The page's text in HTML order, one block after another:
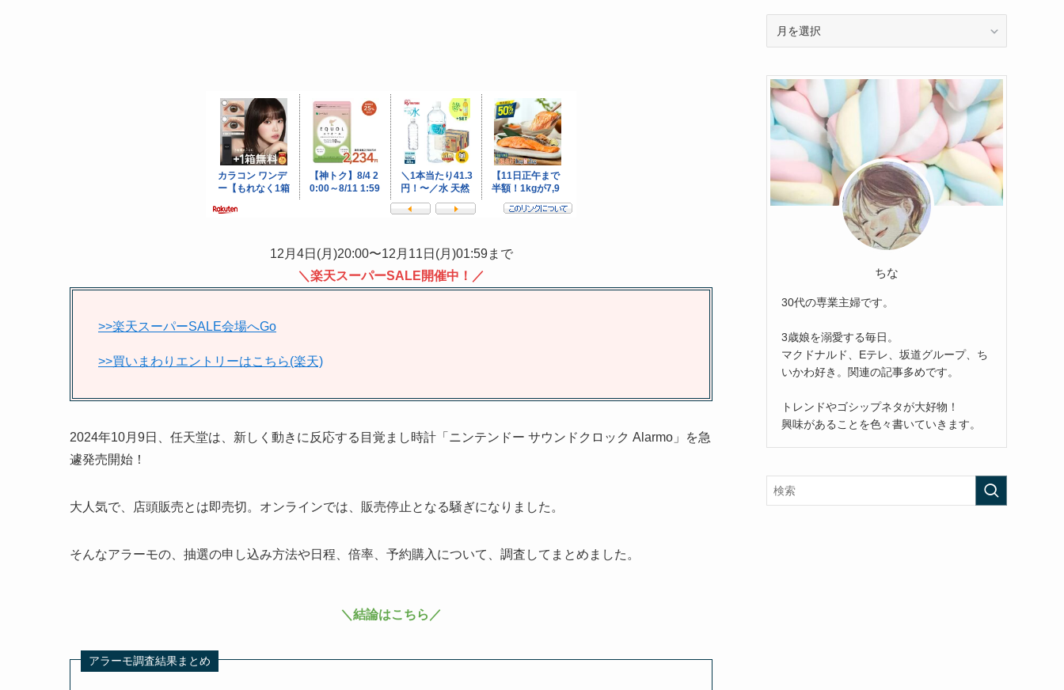
12月4日(月)20:00〜12月11日(月)01:59まで
＼楽天スーパーSALE開催中！／
>>楽天スーパーSALE会場へGo
>>買いまわりエントリーはこちら(楽天)
2024年10月9日、任天堂は、新しく動きに反応する目覚まし時計「ニンテンドー サウンドクロック Alarmo」を急
遽発売開始！
大人気で、店頭販売とは即売切。オンラインでは、販売停止となる騒ぎになりました。
そんなアラーモの、抽選の申し込み方法や日程、倍率、予約購入について、調査してまとめました。
＼結論はこちら／
アラーモ調査結果まとめ
イ
ブ
ちな
30代の専業主婦です。
3歳娘を溺愛する毎日。
マクドナルド、Eテレ、坂道グループ、ち
いかわ好き。関連の記事多めです。
トレンドやゴシップネタが大好物！
興味があることを色々書いていきます。